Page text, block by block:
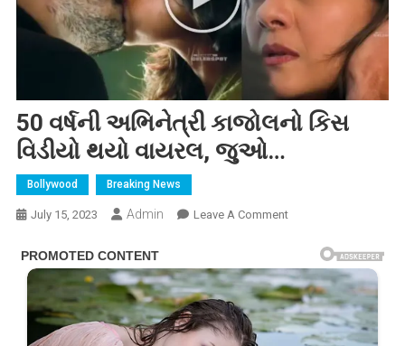
50 વર્ષની અભિનેત્રી કાજોલનો કિસ
વિડીયો થયો વાયરલ, જુઓ…
Bollywood Breaking News
July 15, 2023 Admin Leave A CommentOn
અભિનેત્રી
કાજોલનો
કિસ
વિડીયો